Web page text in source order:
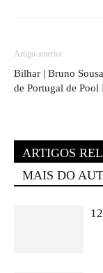
Artigo anterior
Bilhar | Bruno
de Portugal de Pool
ARTIGOS
MAIS DO